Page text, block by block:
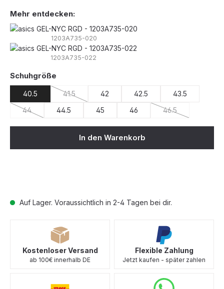
Auf Lager. Voraussichtlich in 2-4 Tagen bei dir.
Mehr entdecken:
1203A735-020
1203A735-022
Schuhgröße
40.5 41.5
(Diese Option ist zurzeit nicht verfügbar.)
42 42.5
43.5
44
(Diese Option ist zurzeit nicht verfügbar.)
44.5 45 46 46.5
(Diese Option ist
In den Warenkorb
Kostenloser Versand
ab 100€ innerhalb DE
Flexible Zahlung
Jetzt kaufen - später zahlen